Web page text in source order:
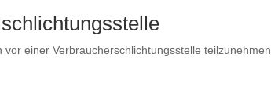
einer Verbraucherschlichtungsstelle